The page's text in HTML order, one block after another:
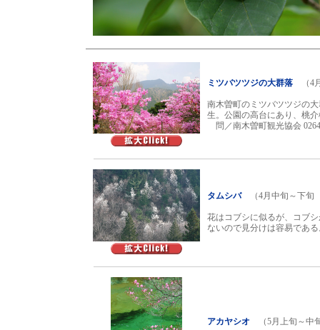
ミツバツツジの大群落 （
南木曽町のミツバツツジの
生。公園の高台にあり、桃
問／南木曽町観光協会
タムシバ（4月中旬～下旬
花はコブシに似るが、コブ
ないので見分けは容易であ
アカヤシオ （5月上旬～